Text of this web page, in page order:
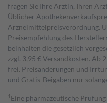
fragen Sie Ihre Ärztin, Ihren
Üblicher
Arzneimittelpreisverordnung.
Preisempfehlung des
beinhalten die gesetzlich
zzgl. 3,95 € Versandkosten.
frei. Preisänderungen und
und Gratis-Beigaben nur
1 Eine pharmazeutische